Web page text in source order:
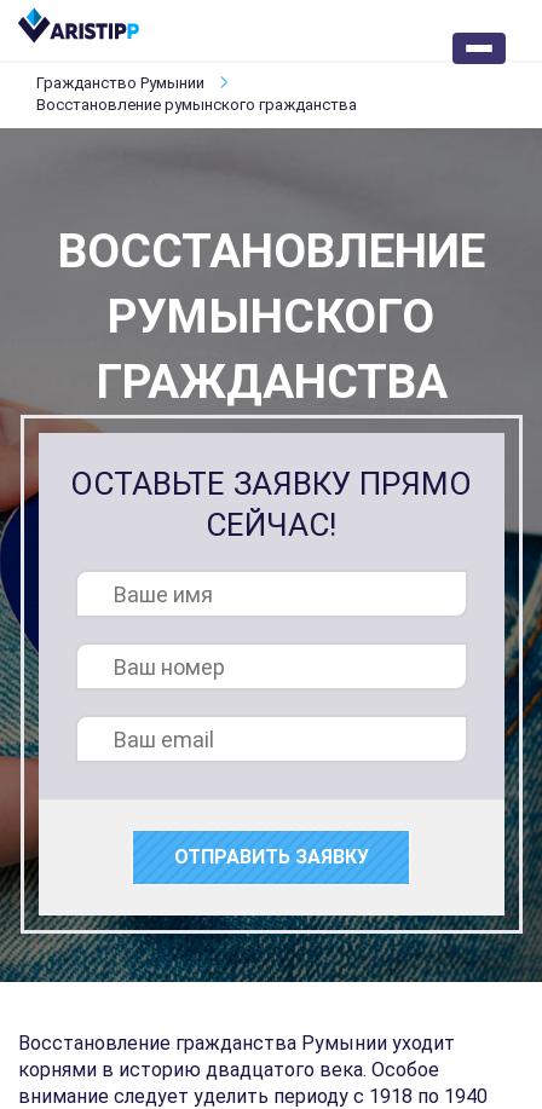
Гражданство Румынии
Восстановление румынского гражданства
ВОССТАНОВЛЕНИЕ
РУМЫНСКОГО
ГРАЖДАНСТВА
ОСТАВЬТЕ ЗАЯВКУ ПРЯМО
СЕЙЧАС!
Восстановление гражданства Румынии уходит
корнями в историю двадцатого века. Особое
внимание следует уделить периоду с 1918 по 1940